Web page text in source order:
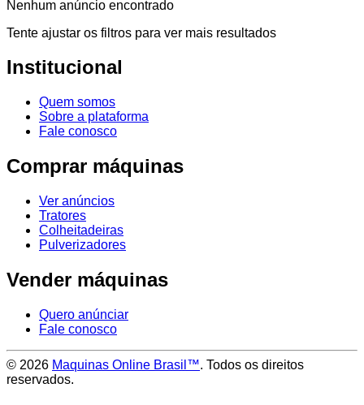
Nenhum anúncio encontrado
Tente ajustar os filtros para ver mais resultados
Institucional
Quem somos
Sobre a plataforma
Fale conosco
Comprar máquinas
Ver anúncios
Tratores
Colheitadeiras
Pulverizadores
Vender máquinas
Quero anúnciar
Fale conosco
© 2026 Maquinas Online Brasil™. Todos os direitos
reservados.